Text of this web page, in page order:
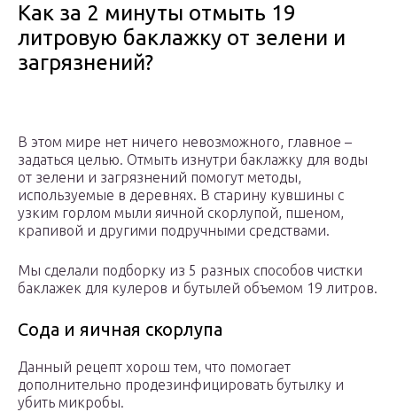
Как за 2 минуты отмыть 19
литровую баклажку от зелени и
загрязнений?
В этом мире нет ничего невозможного, главное –
задаться целью. Отмыть изнутри баклажку для воды
от зелени и загрязнений помогут методы,
используемые в деревнях. В старину кувшины с
узким горлом мыли яичной скорлупой, пшеном,
крапивой и другими подручными средствами.
Мы сделали подборку из 5 разных способов чистки
баклажек для кулеров и бутылей объемом 19 литров.
Сода и яичная скорлупа
Данный рецепт хорош тем, что помогает
дополнительно продезинфицировать бутылку и
убить микробы.